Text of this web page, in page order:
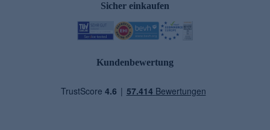
Sicher einkaufen
Kundenbewertung